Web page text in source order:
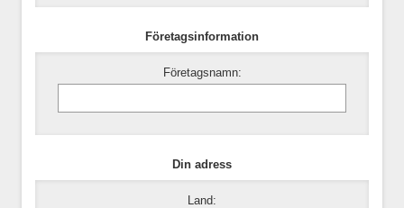
Företagsinformation
Företagsnamn:
Din adress
Land: